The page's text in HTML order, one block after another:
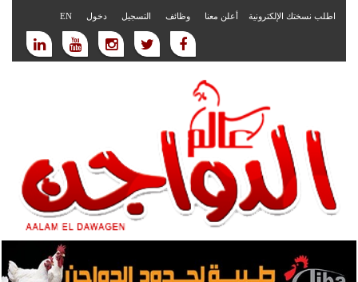
اطلب نسختك الإلكترونية أعلن معنا وظائف التسجيل دخول EN